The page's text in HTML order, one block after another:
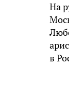
На
в